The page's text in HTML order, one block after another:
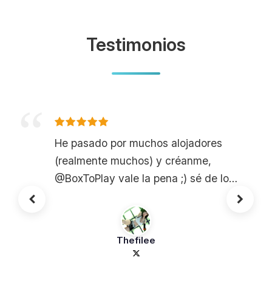
Testimonios
He pasado por muchos alojadores
(realmente muchos) y créanme,
@BoxToPlay vale la pena ;) sé de lo
Thefilee